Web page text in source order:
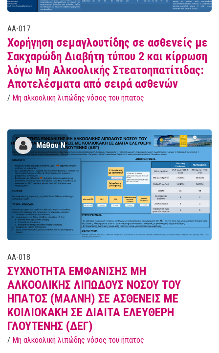
AA-017
Χορήγηση σεμαγλουτίδης σε ασθενείς με
Σακχαρώδη Διαβήτη τύπου 2 και κίρρωση
λόγω Μη Αλκοολικής Στεατοηπατίτιδας:
Αποτελέσματα από σειρά ασθενών
/ Μη αλκοολική λιπώδης νόσος του ήπατος
Μάθου Ν
AA-018
ΣΥΧΝΟΤΗΤΑ ΕΜΦΑΝΙΣΗΣ ΜΗ
ΑΛΚΟΟΛΙΚΗΣ ΛΙΠΩΔΟΥΣ ΝΟΣΟΥ ΤΟΥ
ΗΠΑΤΟΣ (ΜΑΛΝΗ) ΣΕ ΑΣΘΕΝΕΙΣ ΜΕ
ΚΟΙΛΙΟΚΑΚΗ ΣΕ ΔΙΑΙΤΑ ΕΛΕΥΘΕΡΗ
ΓΛΟΥΤΕΝΗΣ (ΔΕΓ)
/ Μη αλκοολική λιπώδης νόσος του ήπατος